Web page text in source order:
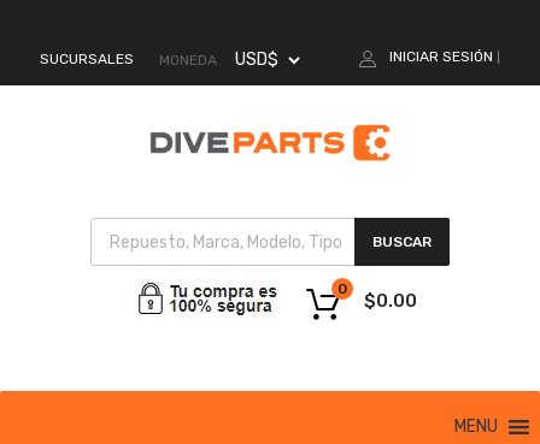
SUCURSALES MONEDA INICIAR SESIÓN
BUSCAR
$0.00
0
MENU